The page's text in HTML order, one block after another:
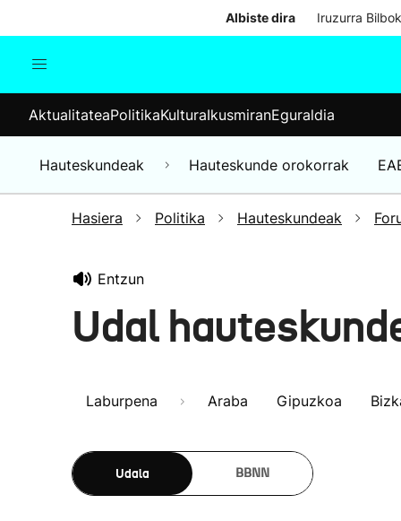
Albiste dira Iruzurra
Munduko albisteak
Hauteskundeak
AktualitateaPolitikaKulturaIkusmiranEguraldia
Hauteskundeak Hauteskunde orokorrak
Hasiera Politika Hauteskundeak
Entzun
Udal
Laburpena Araba Gipuzkoa
Udala BBNN